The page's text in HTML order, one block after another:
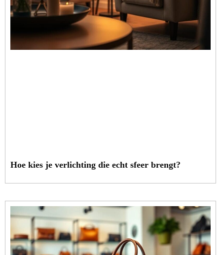
Hoe kies je verlichting die echt sfeer brengt?